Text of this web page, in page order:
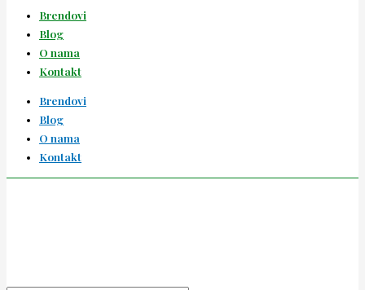
Brendovi
Blog
O nama
Kontakt
Brendovi
Blog
O nama
Kontakt